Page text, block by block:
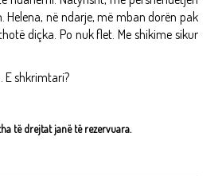
Helena, në ndarje, më mban dorën pak
diçka. Po nuk flet. Me shikime sikur
E shkrimtari?
të drejtat janë të rezervuara.